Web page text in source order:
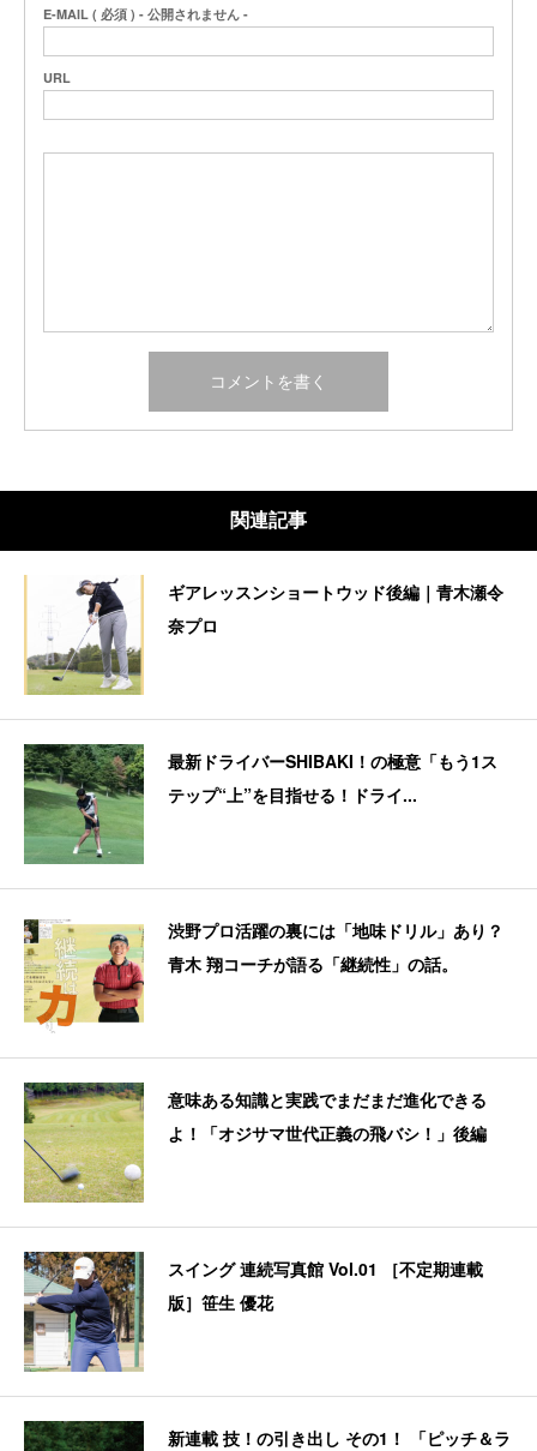
E-MAIL ( 必須 ) - 公開されません -
URL
関連記事
ギアレッスンショートウッド後編｜青木瀬令
奈プロ
最新ドライバーSHIBAKI！の極意「もう1ス
テップ“上”を目指せる！ドライ...
渋野プロ活躍の裏には「地味ドリル」あり？
青木 翔コーチが語る「継続性」の話。
意味ある知識と実践でまだまだ進化できる
よ！「オジサマ世代正義の飛バシ！」後編
スイング 連続写真館 Vol.01 ［不定期連載
版］笹生 優花
新連載 技！の引き出し その1！ 「ピッチ＆ラ